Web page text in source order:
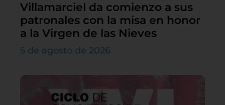
Villamarciel da comienzo a sus
patronales con la misa en honor
a la Virgen de las Nieves
5 de agosto de 2026